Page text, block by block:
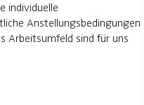
individuelle
Anstellungsbedingungen
Arbeitsumfeld sind für uns